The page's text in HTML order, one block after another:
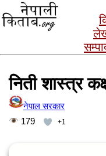
निती शास्त्र
नेपाल सरकार
179
+1